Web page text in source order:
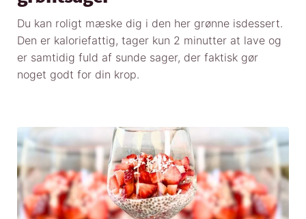
Du kan roligt mæske dig i den her grønne isdessert.
Den er kaloriefattig, tager kun 2 minutter at lave og
er samtidig fuld af sunde sager, der faktisk gør
noget godt for din krop.